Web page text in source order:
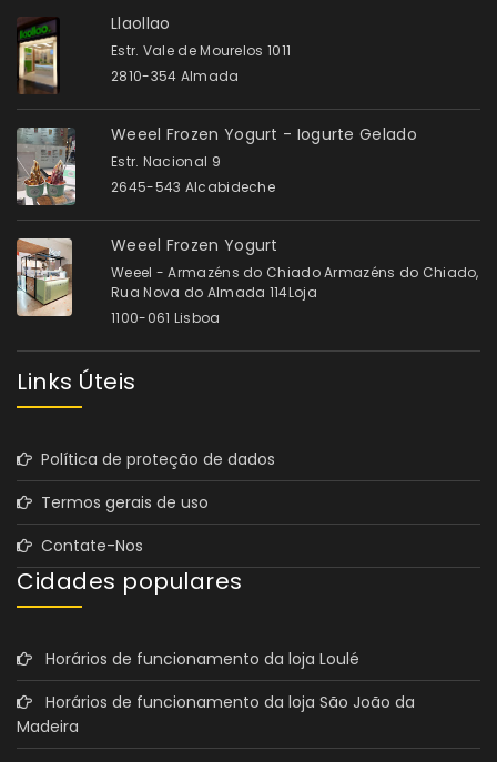
Llaollao
Estr. Vale de Mourelos 1011
2810-354 Almada
Weeel Frozen Yogurt - Iogurte Gelado
Estr. Nacional 9
2645-543 Alcabideche
Weeel Frozen Yogurt
Weeel - Armazéns do Chiado Armazéns do Chiado,
Rua Nova do Almada 114Loja
1100-061 Lisboa
Links Úteis
Política de proteção de dados
Termos gerais de uso
Contate-Nos
Cidades populares
Horários de funcionamento da loja Loulé
Horários de funcionamento da loja São João da
Madeira